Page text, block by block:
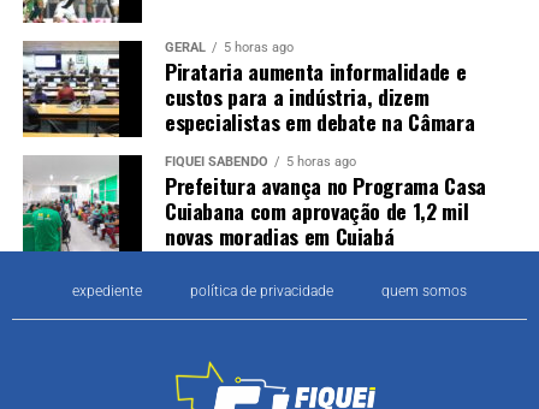
GERAL 5 horas ago
Pirataria aumenta informalidade e
custos para a indústria, dizem
especialistas em debate na Câmara
FIQUEI SABENDO 5 horas ago
Prefeitura avança no Programa Casa
Cuiabana com aprovação de 1,2 mil
novas moradias em Cuiabá
expediente política de privacidade quem somos